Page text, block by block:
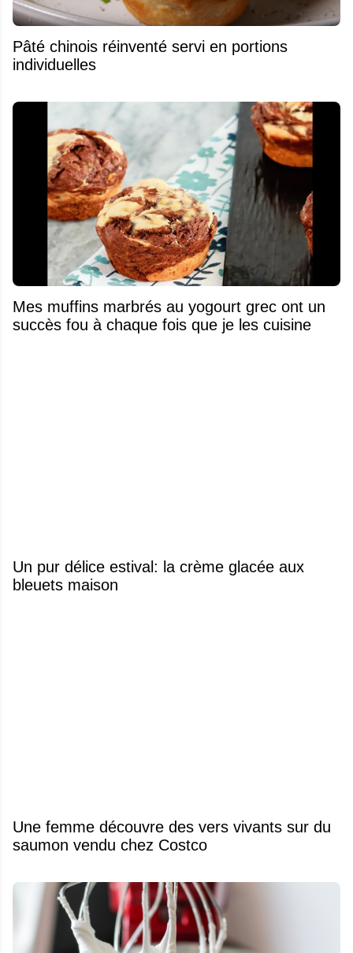
Pâté chinois réinventé servi en portions
individuelles
Mes muffins marbrés au yogourt grec ont un
succès fou à chaque fois que je les cuisine
Un pur délice estival: la crème glacée aux
bleuets maison
Une femme découvre des vers vivants sur du
saumon vendu chez Costco